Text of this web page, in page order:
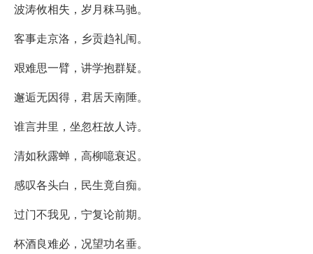
波涛攸相失，岁月秣马驰。
客事走京洛，乡贡趋礼闱。
艰难思一臂，讲学抱群疑。
邂逅无因得，君居天南陲。
谁言井里，坐忽枉故人诗。
清如秋露蝉，高柳噫衰迟。
感叹各头白，民生竟自痴。
过门不我见，宁复论前期。
杯酒良难必，况望功名垂。